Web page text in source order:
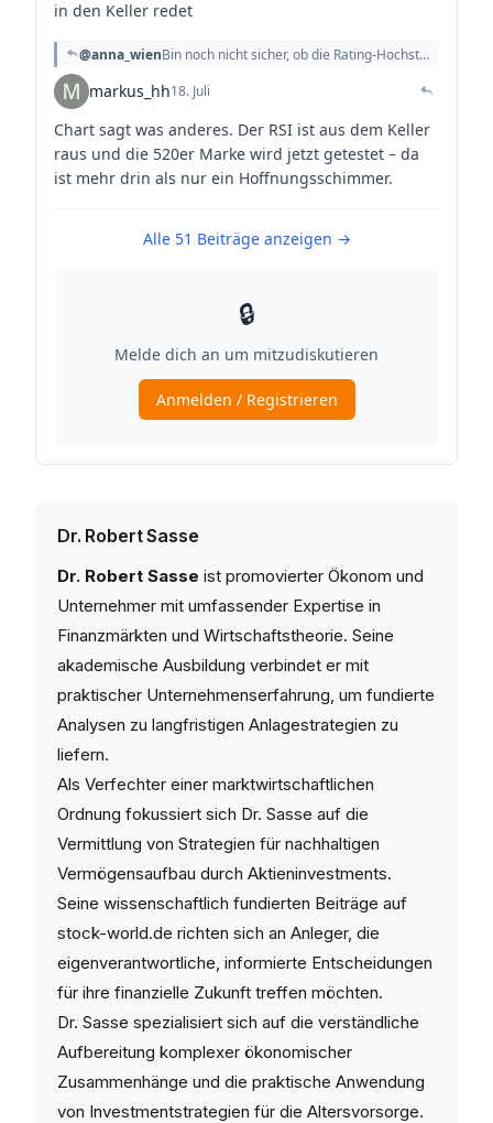
Dr. Robert Sasse
Dr. Robert Sasse ist promovierter Ökonom und
Unternehmer mit umfassender Expertise in
Finanzmärkten und Wirtschaftstheorie. Seine
akademische Ausbildung verbindet er mit
praktischer Unternehmenserfahrung, um fundierte
Analysen zu langfristigen Anlagestrategien zu
liefern.
Als Verfechter einer marktwirtschaftlichen
Ordnung fokussiert sich Dr. Sasse auf die
Vermittlung von Strategien für nachhaltigen
Vermögensaufbau durch Aktieninvestments.
Seine wissenschaftlich fundierten Beiträge auf
stock-world.de richten sich an Anleger, die
eigenverantwortliche, informierte Entscheidungen
für ihre finanzielle Zukunft treffen möchten.
Dr. Sasse spezialisiert sich auf die verständliche
Aufbereitung komplexer ökonomischer
Zusammenhänge und die praktische Anwendung
von Investmentstrategien für die Altersvorsorge.